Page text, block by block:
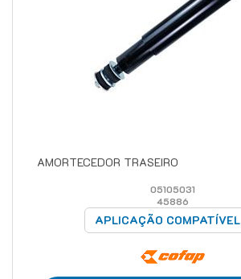
AMORTECEDOR TRASEIRO
05105031
45886
APLICAÇÃO COMPATÍVEL